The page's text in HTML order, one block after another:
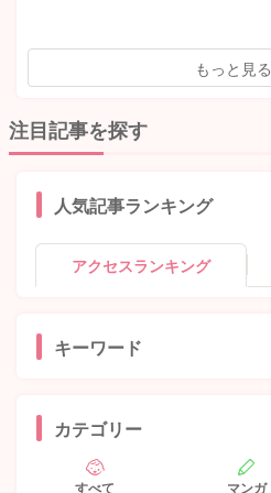
もっと見る
注目記事を探す
人気記事ランキング
アクセスランキング
キーワード
カテゴリー
すべて マンガ